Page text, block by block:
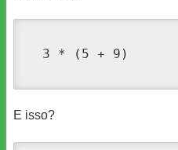
  3 * (5 + 9)
E isso?